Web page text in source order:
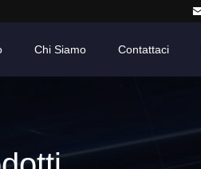
Chi Siamo Contattaci